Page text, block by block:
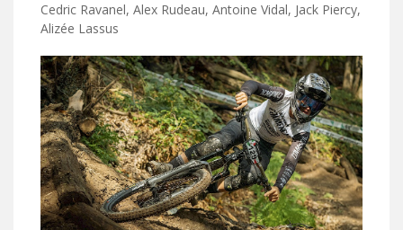
Cedric Ravanel, Alex Rudeau, Antoine Vidal, Jack Piercy,
Alizée Lassus